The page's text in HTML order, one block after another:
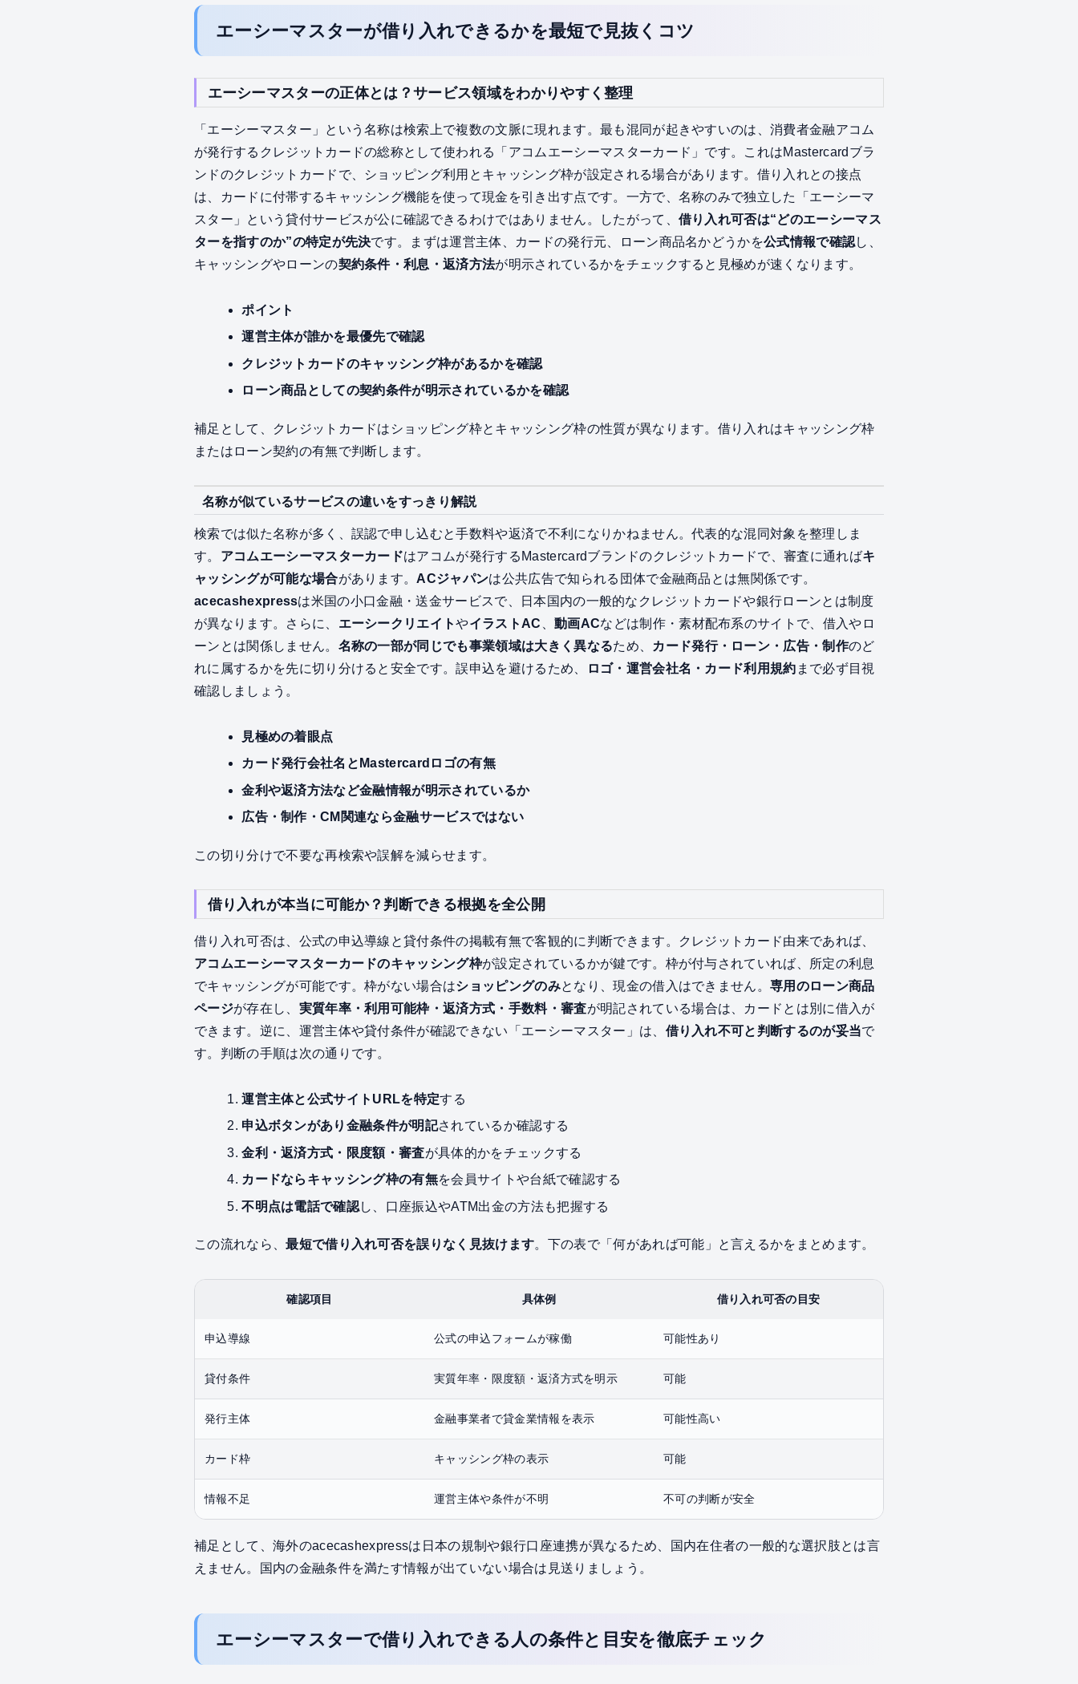
エーシーマスターが借り入れできるかを最短で見抜くコツ
エーシーマスターの正体とは？サービス領域をわかりやすく整理
「エーシーマスター」という名称は検索上で複数の文脈に現れます。最も混同が起きやすいのは、消費者金融アコム
が発行するクレジットカードの総称として使われる「アコムエーシーマスターカード」です。これはMastercardブラ
ンドのクレジットカードで、ショッピング利用とキャッシング枠が設定される場合があります。借り入れとの接点
は、カードに付帯するキャッシング機能を使って現金を引き出す点です。一方で、名称のみで独立した「エーシーマ
スター」という貸付サービスが公に確認できるわけではありません。したがって、 借り入れ可否は“どのエーシーマス
ターを指すのか”の特定が先決です。まずは運営主体、カードの発行元、ローン商品名かどうかを公式情報で確認し、
キャッシングやローンの契約条件・利息・返済方法が明示されているかをチェックすると見極めが速くなります。
ポイント
運営主体が誰かを最優先で確認
クレジットカードのキャッシング枠があるかを確認
ローン商品としての契約条件が明示されているかを確認
補足として、クレジットカードはショッピング枠とキャッシング枠の性質が異なります。借り入れはキャッシング枠
またはローン契約の有無で判断します。
名称が似ているサービスの違いをすっきり解説
検索では似た名称が多く、誤認で申し込むと手数料や返済で不利になりかねません。代表的な混同対象を整理しま
す。 アコムエーシーマスターカードはアコムが発行するMastercardブランドのクレジットカードで、審査に通ればキ
ャッシングが可能な場合があります。 ACジャパンは公共広告で知られる団体で金融商品とは無関係です。
acecashexpressは米国の小口金融・送金サービスで、日本国内の一般的なクレジットカードや銀行ローンとは制度
が異なります。さらに、 エーシークリエイトやイラストAC 動画ACなどは制作・素材配布系のサイトで、借入やロ
ーンとは関係しません。 名称の一部が同じでも事業領域は大きく異なるため、 カード発行・ローン・広告・制作のど
れに属するかを先に切り分けると安全です。誤申込を避けるため、
ロゴ・運営会社名・カード利用規約 まで必ず目視
確認しましょう。
見極めの着眼点
カード発行会社名とMastercardロゴの有無
金利や返済方法など金融情報が明示されているか
広告・制作・CM関連なら金融サービスではない
この切り分けで不要な再検索や誤解を減らせます。
借り入れが本当に可能か？判断できる根拠を全公開
借り入れ可否は、公式の申込導線と貸付条件の掲載有無で客観的に判断できます。クレジットカード由来であれば、
アコムエーシーマスターカードのキャッシング枠が設定されているかが鍵です。枠が付与されていれば、所定の利息
でキャッシングが可能です。枠がない場合はショッピングのみとなり、現金の借入はできません。専用のローン商品
ページが存在し、 実質年率・利用可能枠・返済方式・手数料・審査が明記されている場合は、カードとは別に借入が
できます。逆に、運営主体や貸付条件が確認できない「エーシーマスター」は、 借り入れ不可と判断するのが妥当で
す。判断の手順は次の通りです。
運営主体と公式サイトURLを特定する
申込ボタンがあり金融条件が明記されているか確認する
金利・返済方式・限度額・審査が具体的かをチェックする
カードならキャッシング枠の有無を会員サイトや台紙で確認する
不明点は電話で確認し、口座振込やATM出金の方法も把握する
この流れなら、最短で借り入れ可否を誤りなく見抜けます。下の表で「何があれば可能」と言えるかをまとめます。
確認項目 具体例 借り入れ可否の目安
申込導線 公式の申込フォームが稼働 可能性あり
貸付条件 実質年率・限度額・返済方式を明示 可能
発行主体 金融事業者で貸金業情報を表示 可能性高い
カード枠 キャッシング枠の表示 可能
情報不足 運営主体や条件が不明 不可の判断が安全
補足として、海外のacecashexpressは日本の規制や銀行口座連携が異なるため、国内在住者の一般的な選択肢とは言
えません。国内の金融条件を満たす情報が出ていない場合は見送りましょう。
エーシーマスターで借り入れできる人の条件と目安を徹底チェック